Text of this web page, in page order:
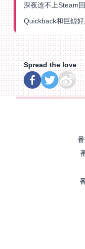
深夜连不上Steam
Spread the love